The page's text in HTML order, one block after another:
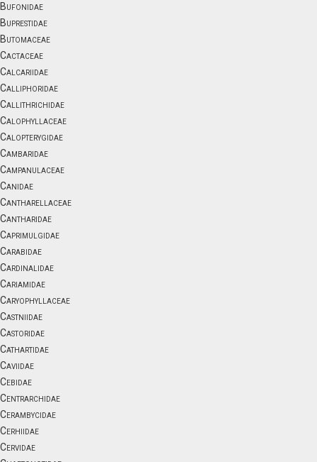
Bufonidae
Buprestidae
Butomaceae
Cactaceae
Calcariidae
Calliphoridae
Callithrichidae
Calophyllaceae
Calopterygidae
Cambaridae
Campanulaceae
Canidae
Cantharellaceae
Cantharidae
Caprimulgidae
Carabidae
Cardinalidae
Cariamidae
Caryophyllaceae
Castniidae
Castoridae
Cathartidae
Caviidae
Cebidae
Centrarchidae
Cerambycidae
Cerhiidae
Cervidae